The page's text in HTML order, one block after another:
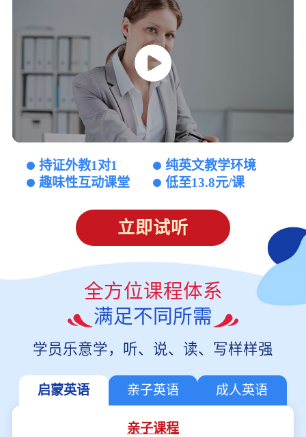
持证外教1对1
纯英文教学环境
趣味性互动课堂
低至13.8元/课
立即试听
全方位课程体系
满足不同所需
学员乐意学，听、说、读、写样样强
启蒙英语 亲子英语 成人英语
亲子课程